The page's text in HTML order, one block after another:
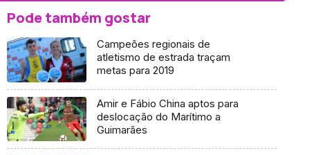
Pode também gostar
Campeões regionais de
atletismo de estrada traçam
metas para 2019
Amir e Fábio China aptos para
deslocação do Marítimo a
Guimarães